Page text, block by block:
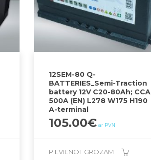
12SEM-80 Q-
BATTERIES_Semi-Traction
battery 12V C20-80Ah; CCA
500A (EN) L278 W175 H190
A-terminal
105.00€ ar PVN
PIEVIENOT GROZAM